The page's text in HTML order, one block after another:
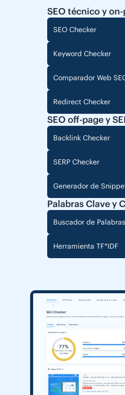
SEO técnico y
SEO Checker
Keyword Checker
Comparador Web
Redirect Checker
SEO off-page y
Backlink Checker
SERP Checker
Generador de
Palabras Clave y
Buscador de
Herramienta TF*IDF